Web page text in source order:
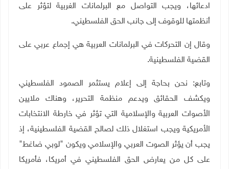
ادعائها، ويجب التواصل مع البرلمانات الغربية لتؤثر على
أنظمتها للوقوف إلى جانب الحق الفلسطيني.
وقال إن التحركات في البرلمانات العربية هي إجماع عربي على
القضية الفلسطينية.
وتابع: نحن بحاجة إلى إعلام يستثمر الصمود الفلسطيني
ويكشف الحقائق ويدعم منظمة التحرير، وهناك ملايين
الأصوات العربية والإسلامية التي تؤثر في خارطة الانتخابات
الأمريكية ويجب استغلال ذلك لصالح القضية الفلسطينية، إذ
يجب أن يؤثر الصوت العربي والإسلامي ويكون "لوبي ضاغط"
على كل من يعارض الحق الفلسطيني في أمريكا، فأمريكا